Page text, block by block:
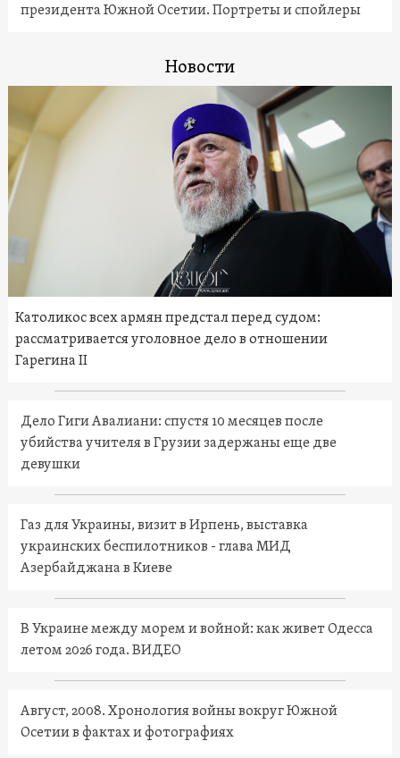
президента Южной Осетии. Портреты и спойлеры
Новости
Католикос всех армян предстал перед судом:
рассматривается уголовное дело в отношении
Гарегина II
Дело Гиги Авалиани: спустя 10 месяцев после
убийства учителя в Грузии задержаны еще две
девушки
Газ для Украины, визит в Ирпень, выставка
украинских беспилотников - глава МИД
Азербайджана в Киеве
В Украине между морем и войной: как живет Одесса
летом 2026 года. ВИДЕО
Август, 2008. Хронология войны вокруг Южной
Осетии в фактах и фотографиях